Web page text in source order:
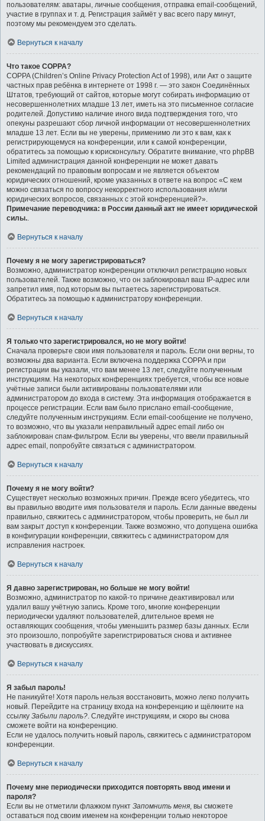
пользователям: аватары, личные сообщения, отправка email-сообщений,
участие в группах и т. д. Регистрация займёт у вас всего пару минут,
поэтому мы рекомендуем это сделать.
Вернуться к началу
Что такое COPPA?
COPPA (Children’s Online Privacy Protection Act of 1998), или Акт о защите
частных прав ребёнка в интернете от 1998 г. — это закон Соединённых
Штатов, требующий от сайтов, которые могут собирать информацию от
несовершеннолетних младше 13 лет, иметь на это письменное согласие
родителей. Допустимо наличие иного вида подтверждения того, что
опекуны разрешают сбор личной информации от несовершеннолетних
младше 13 лет. Если вы не уверены, применимо ли это к вам, как к
регистрирующемуся на конференции, или к самой конференции,
обратитесь за помощью к юрисконсульту. Обратите внимание, что phpBB
Limited администрация данной конференции не может давать
рекомендаций по правовым вопросам и не является объектом
юридических отношений, кроме указанных в ответе на вопрос «С кем
можно связаться по вопросу некорректного использования и/или
юридических вопросов, связанных с этой конференцией?».
Примечание переводчика: в России данный акт не имеет юридической
силы..
Вернуться к началу
Почему я не могу зарегистрироваться?
Возможно, администратор конференции отключил регистрацию новых
пользователей. Также возможно, что он заблокировал ваш IP-адрес или
запретил имя, под которым вы пытаетесь зарегистрироваться.
Обратитесь за помощью к администратору конференции.
Вернуться к началу
Я только что зарегистрировался, но не могу войти!
Сначала проверьте свои имя пользователя и пароль. Если они верны, то
возможны два варианта. Если включена поддержка COPPA и при
регистрации вы указали, что вам менее 13 лет, следуйте полученным
инструкциям. На некоторых конференциях требуется, чтобы все новые
учётные записи были активированы пользователями или
администратором до входа в систему. Эта информация отображается в
процессе регистрации. Если вам было прислано email-сообщение,
следуйте полученным инструкциям. Если email-сообщение не получено,
то возможно, что вы указали неправильный адрес email либо он
заблокирован спам-фильтром. Если вы уверены, что ввели правильный
адрес email, попробуйте связаться с администратором.
Вернуться к началу
Почему я не могу войти?
Существует несколько возможных причин. Прежде всего убедитесь, что
вы правильно вводите имя пользователя и пароль. Если данные введены
правильно, свяжитесь с администратором, чтобы проверить, не был ли
вам закрыт доступ к конференции. Также возможно, что допущена ошибка
в конфигурации конференции, свяжитесь с администратором для
исправления настроек.
Вернуться к началу
Я давно зарегистрирован, но больше не могу войти!
Возможно, администратор по какой-то причине деактивировал или
удалил вашу учётную запись. Кроме того, многие конференции
периодически удаляют пользователей, длительное время не
оставляющих сообщения, чтобы уменьшить размер базы данных. Если
это произошло, попробуйте зарегистрироваться снова и активнее
участвовать в дискуссиях.
Вернуться к началу
Я забыл пароль!
Не паникуйте! Хотя пароль нельзя восстановить, можно легко получить
новый. Перейдите на страницу входа на конференцию и щёлкните на
ссылку Забыли пароль?. Следуйте инструкциям, и скоро вы снова
сможете войти на конференцию.
Если не удалось получить новый пароль, свяжитесь с администратором
конференции.
Вернуться к началу
Почему мне периодически приходится повторять ввод имени и
пароля?
Если вы не отметили флажком пункт Запомнить меня, вы сможете
оставаться под своим именем на конференции только некоторое